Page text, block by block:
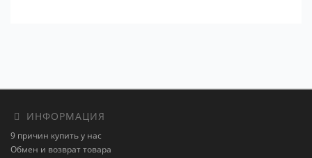
ИНФОРМАЦИЯ
9 причин купить у нас
Обмен и возврат товара